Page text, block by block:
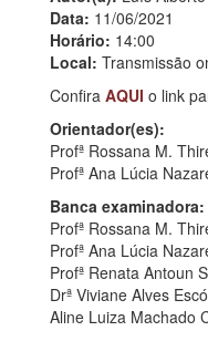
Data: 11/06/2021
Horário: 14:00
Local: Transmissão
Confira AQUI o link
Orientador(es):
Profª Rossana M.
Profª Ana Lúcia
Banca examinadora:
Profª Rossana M.
Profª Ana Lúcia
Profª Renata Antoun
Drª Viviane Alves
Aline Luiza Machado